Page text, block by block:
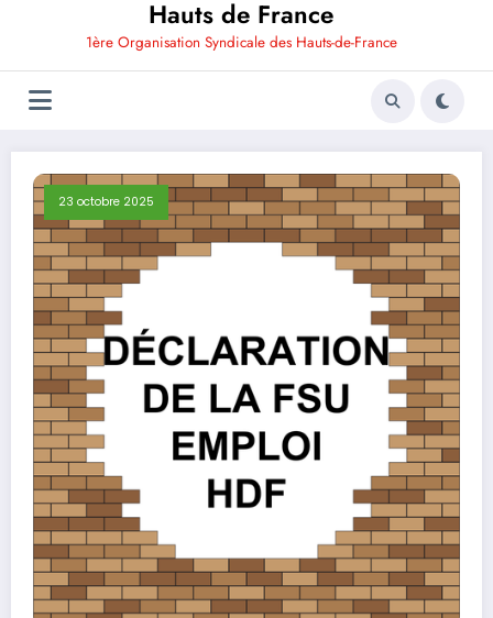
Hauts de France
1ère Organisation Syndicale des Hauts-de-France
23 octobre 2025